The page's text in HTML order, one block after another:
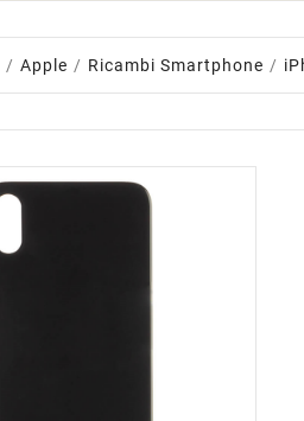
Apple Ricambi Smartphone